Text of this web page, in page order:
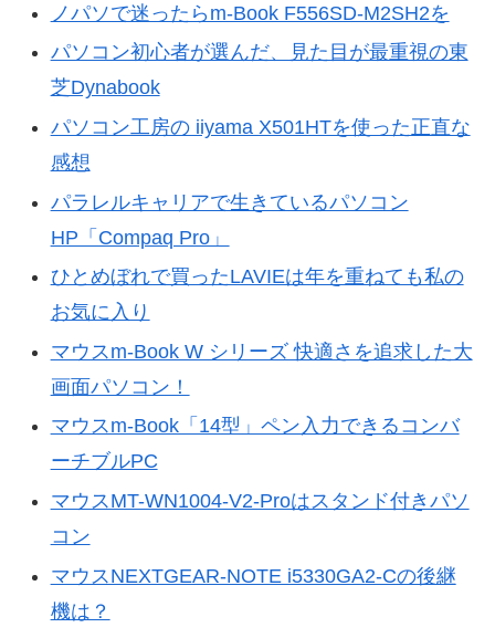
ノパソで迷ったらm-Book F556SD-M2SH2を
パソコン初心者が選んだ、見た目が最重視の東
芝Dynabook
パソコン工房の iiyama X501HTを使った正直な
感想
パラレルキャリアで生きているパソコン
HP「Compaq Pro」
ひとめぼれで買ったLAVIEは年を重ねても私の
お気に入り
マウスm-Book W シリーズ 快適さを追求した大
画面パソコン！
マウスm-Book「14型」ペン入力できるコンバ
ーチブルPC
マウスMT-WN1004-V2-Proはスタンド付きパソ
コン
マウスNEXTGEAR-NOTE i5330GA2-Cの後継
機は？